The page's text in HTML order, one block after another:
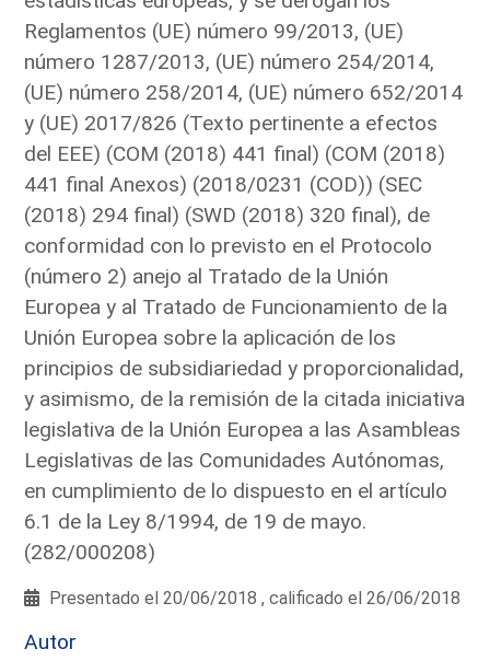
Reglamentos (UE) número 99/2013, (UE)
número 1287/2013, (UE) número 254/2014,
(UE) número 258/2014, (UE) número 652/2014
y (UE) 2017/826 (Texto pertinente a efectos
del EEE) (COM (2018) 441 final) (COM (2018)
441 final Anexos) (2018/0231 (COD)) (SEC
(2018) 294 final) (SWD (2018) 320 final), de
conformidad con lo previsto en el Protocolo
(número 2) anejo al Tratado de la Unión
Europea y al Tratado de Funcionamiento de la
Unión Europea sobre la aplicación de los
principios de subsidiariedad y proporcionalidad,
y asimismo, de la remisión de la citada iniciativa
legislativa de la Unión Europea a las Asambleas
Legislativas de las Comunidades Autónomas,
en cumplimiento de lo dispuesto en el artículo
6.1 de la Ley 8/1994, de 19 de mayo.
(282/000208)
Presentado el 20/06/2018 , calificado el 26/06/2018
Autor